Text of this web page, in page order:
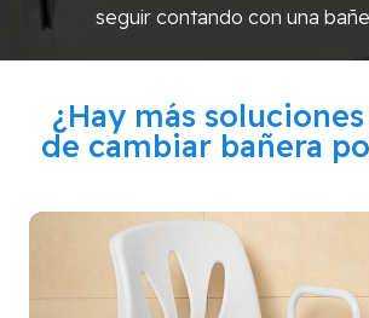
seguir contando con una
¿Hay más
de cambiar bañera